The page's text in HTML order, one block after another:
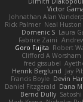
Victor
Johnathan Alan
Rick Palmer Neal Huston
Domenic S Laura
Fabrice Zaini
Goro Fujita Robert
Clifford A Worsham
fred gissubel
Henrik Berglund Jay
Francis Boyle Devin
Daniel Fitzgerald Dana
Bernd Dully